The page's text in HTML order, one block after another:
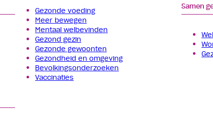
Gezonde voeding
Meer bewegen
Mentaal welbevinden
Gezond gezin
Gezonde gewoonten
Gezondheid en omgeving
Bevolkings­onderzoeken
Vaccinaties
Samen